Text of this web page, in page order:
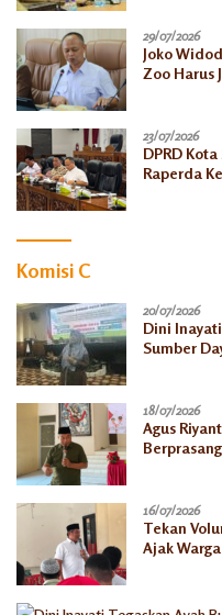
29/07/2026
Joko
Zoo Harus
23/07/2026
DPRD
Raperda
Komisi C
20/07/2026
Dini
Sumber
18/07/2026
Agus
16/07/2026
Tekan
Ajak